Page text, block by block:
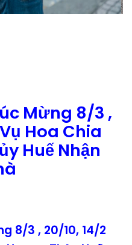
Mừng 8/3 ,
Hoa Chia
Huế Nhận
8/3 , 20/10, 14/2